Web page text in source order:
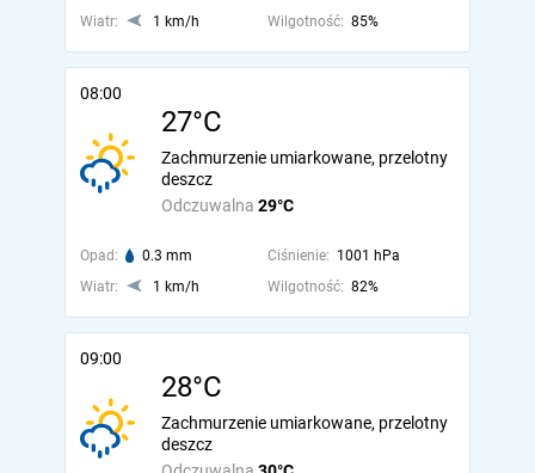
Wiatr:
1 km/h Wilgotność: 85%
08:00
27°C
Odczuwalna 29°C
Zachmurzenie umiarkowane, przelotny
deszcz
Opad: 0.3 mm Ciśnienie: 1001 hPa
Wiatr:
1 km/h Wilgotność: 82%
09:00
28°C
Zachmurzenie umiarkowane, przelotny
deszcz